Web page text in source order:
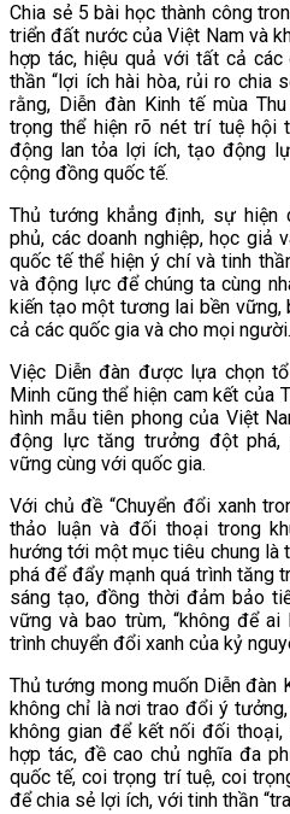
Chia sẻ 5 bài học thành công
triển đất nước của Việt Nam và
hợp tác, hiệu quả với tất cả
thần “lợi ích hài hòa, rủi ro chia
rằng, Diễn đàn Kinh tế mùa
trọng thể hiện rõ nét trí tuệ hội
động lan tỏa lợi ích, tạo động
cộng đồng quốc tế.
Thủ tướng khẳng định, sự hiện
phủ, các doanh nghiệp, học giả
quốc tế thể hiện ý chí và tinh
và động lực để chúng ta cùng
kiến tạo một tương lai bền vững,
cả các quốc gia và cho mọi người.
Việc Diễn đàn được lựa chọn
Minh cũng thể hiện cam kết của
hình mẫu tiên phong của Việt
động lực tăng trưởng đột phá,
vững cùng với quốc gia.
Với chủ đề “Chuyển đổi xanh
thảo luận và đối thoại trong
hướng tới một mục tiêu chung
phá để đẩy mạnh quá trình tăng
sáng tạo, đồng thời đảm bảo
vững và bao trùm, “không để
trình chuyển đổi xanh của kỷ
Thủ tướng mong muốn Diễn đàn
không chỉ là nơi trao đổi ý
không gian để kết nối đối
hợp tác, đề cao chủ nghĩa đa
quốc tế, coi trọng trí tuệ, coi
để chia sẻ lợi ích, với tinh thần